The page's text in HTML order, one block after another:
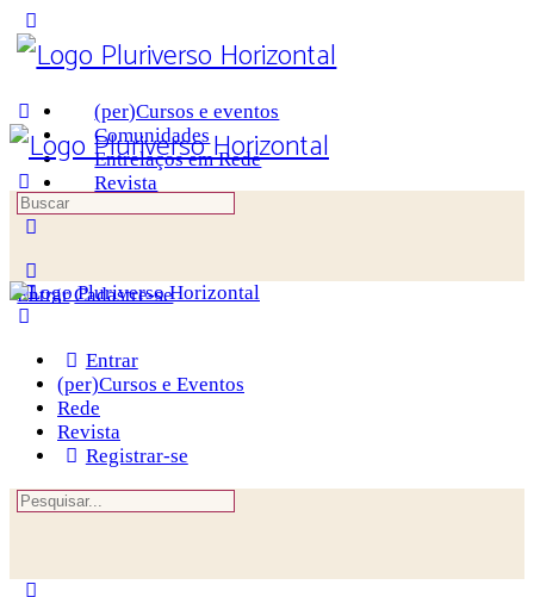
Panel
(per)Cursos e eventos
Comunidades
Entrelaços em Rede
Revista
Entrar Cadastre-se
Procurar
por:
Entrar
(per)Cursos e Eventos
Rede
Revista
Registrar-se
Procurar